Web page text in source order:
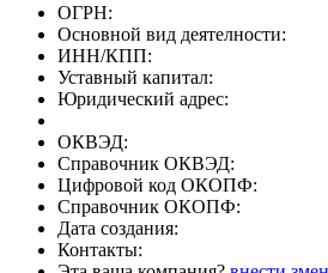
ОГРН:
Основной вид деятелности:
ИНН/КПП:
Уставный капитал:
Юридический адрес:
ОКВЭД:
Справочник ОКВЭД:
Цифровой код ОКОПФ:
Справочник ОКОПФ:
Дата создания:
Контакты: